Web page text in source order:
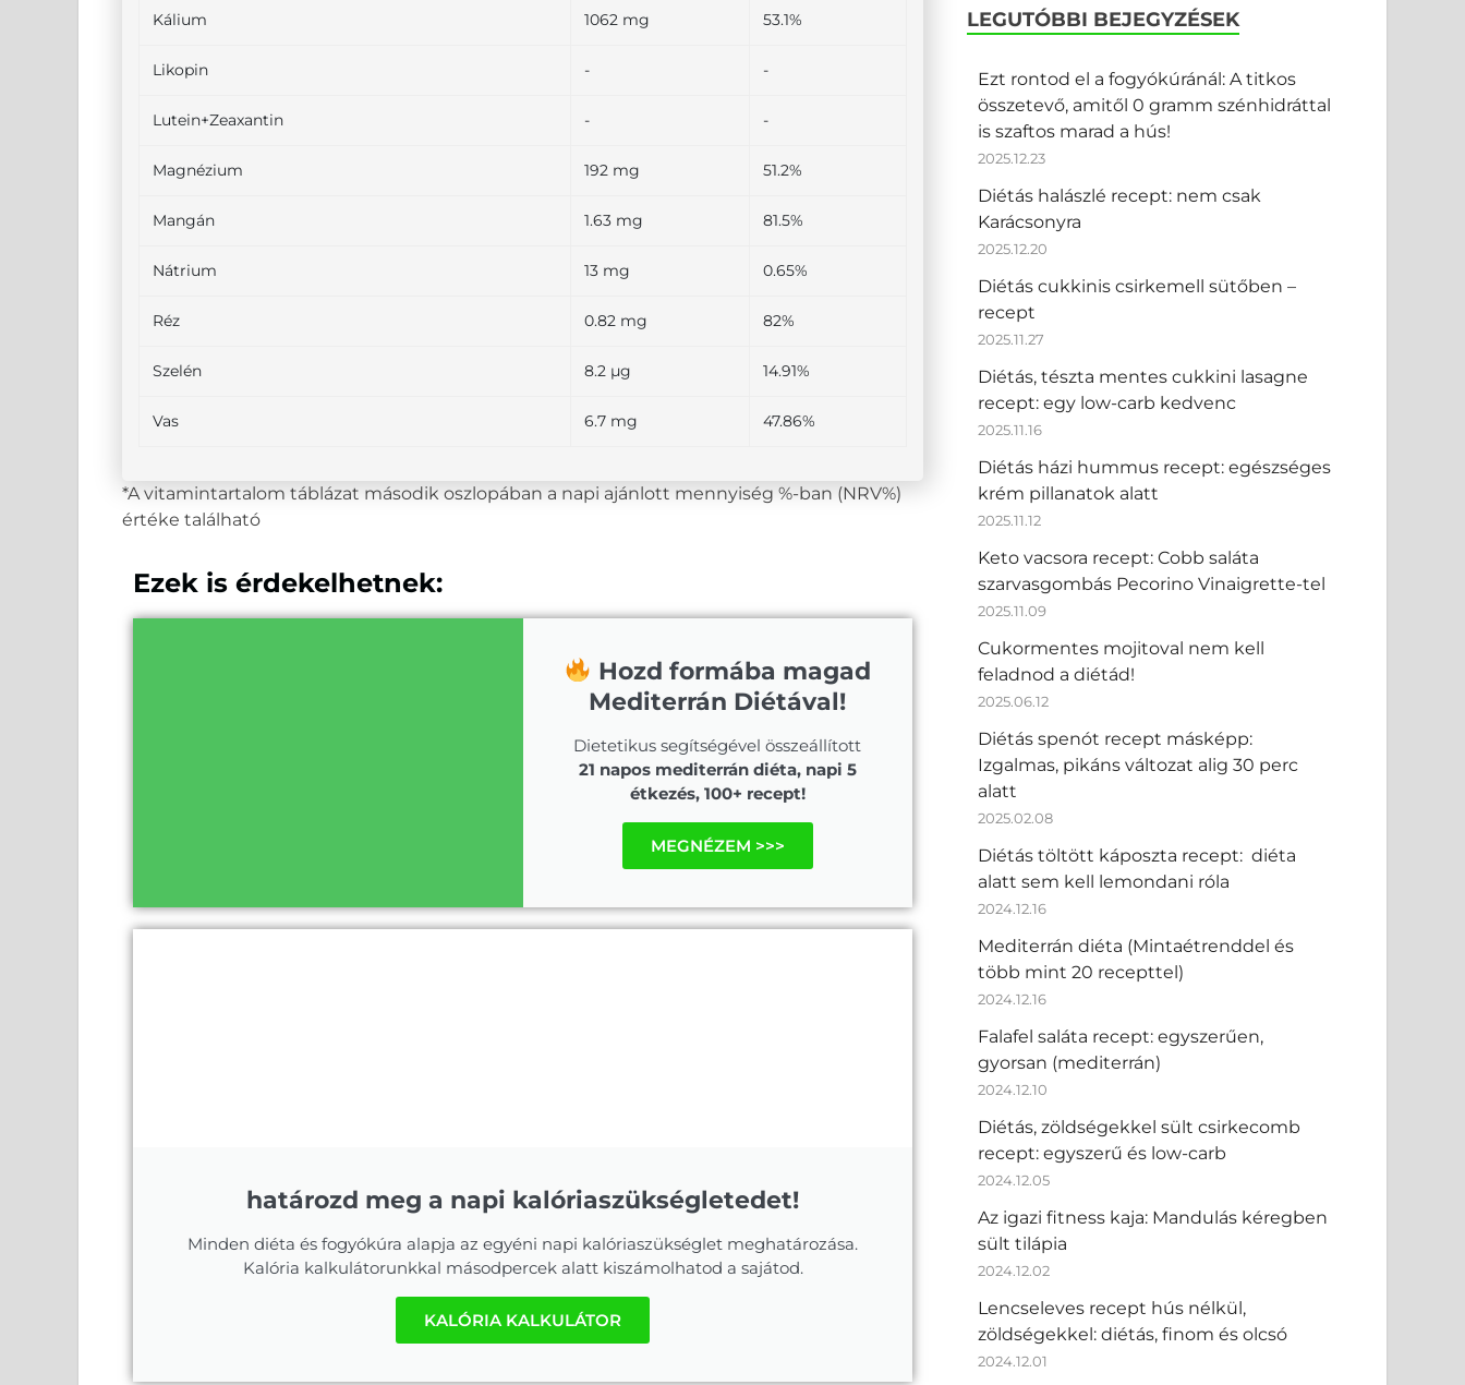
Kálium 1062 mg 53.1%
Likopin - -
Lutein+Zeaxantin - -
Magnézium 192 mg 51.2%
Mangán 1.63 mg 81.5%
Nátrium 13 mg 0.65%
Réz 0.82 mg 82%
Szelén 8.2 µg 14.91%
Vas 6.7 mg 47.86%
*A vitamintartalom táblázat második oszlopában a napi ajánlott mennyiség %-ban (NRV%)
értéke található
Ezek is érdekelhetnek:
Hozd formába magad
Mediterrán Diétával!
Dietetikus segítségével összeállított
21 napos mediterrán diéta, napi 5
étkezés, 100+ recept!
MEGNÉZEM >>>
határozd meg a napi kalóriaszükségletedet!
Minden diéta és fogyókúra alapja az egyéni napi kalóriaszükséglet meghatározása.
Kalória kalkulátorunkkal másodpercek alatt kiszámolhatod a sajátod.
KALÓRIA KALKULÁTOR
LEGUTÓBBI BEJEGYZÉSEK
Ezt rontod el a fogyókúránál: A titkos
összetevő, amitől 0 gramm szénhidráttal
is szaftos marad a hús!
2025.12.23
Diétás halászlé recept: nem csak
Karácsonyra
2025.12.20
Diétás cukkinis csirkemell sütőben –
recept
2025.11.27
Diétás, tészta mentes cukkini lasagne
recept: egy low-carb kedvenc
2025.11.16
Diétás házi hummus recept: egészséges
krém pillanatok alatt
2025.11.12
Keto vacsora recept: Cobb saláta
szarvasgombás Pecorino Vinaigrette-tel
2025.11.09
Cukormentes mojitoval nem kell
feladnod a diétád!
2025.06.12
Diétás spenót recept másképp:
Izgalmas, pikáns változat alig 30 perc
alatt
2025.02.08
Diétás töltött káposzta recept: diéta
alatt sem kell lemondani róla
2024.12.16
Mediterrán diéta (Mintaétrenddel és
több mint 20 recepttel)
2024.12.16
Falafel saláta recept: egyszerűen,
gyorsan (mediterrán)
2024.12.10
Diétás, zöldségekkel sült csirkecomb
recept: egyszerű és low-carb
2024.12.05
Az igazi fitness kaja: Mandulás kéregben
sült tilápia
2024.12.02
Lencseleves recept hús nélkül,
zöldségekkel: diétás, finom és olcsó
2024.12.01